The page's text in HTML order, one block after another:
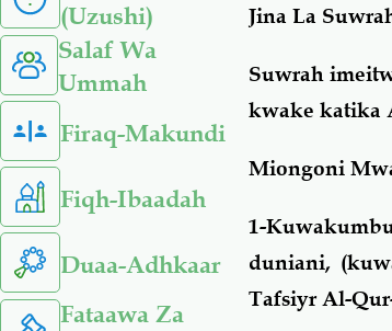
(Uzushi)
Salaf Wa
Ummah
Firaq-Makundi
Fiqh-Ibaadah
Duaa-Adhkaar
Fataawa Za
Jina La
Suwrah
kwake katika
Miongoni
1-
duniani,
Tafsiyr Al-